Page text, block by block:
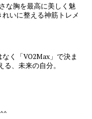
な胸を最高に美しく魅
いに整える神筋トレメ
く「VO2Max」で決ま
、未来の自分。